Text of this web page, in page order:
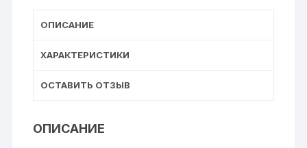
ОПИСАНИЕ
ХАРАКТЕРИСТИКИ
ОСТАВИТЬ ОТЗЫВ
ОПИСАНИЕ